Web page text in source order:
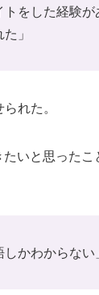
トをした経験
」
れた。
いと思ったこ
かわからない